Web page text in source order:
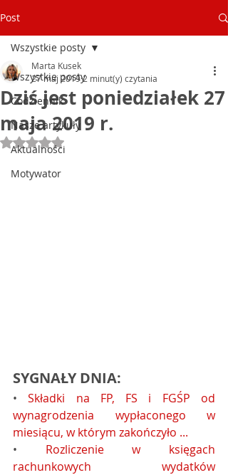
Post
Wszystkie posty
Codziennik
Nasze artykuły
Aktualności
Motywator
Wszystkie posty
Dziś jest poniedziałek 27
maja 2019 r.
Marta Kusek
27 maj 20192 minut(y) czytania
Oceniono na NaN z 5 gwiazdek.
SYGNAŁY DNIA:
• Składki na FP, FS i FGŚP od
wynagrodzenia wypłaconego w
miesiącu, w którym zakończyło ...
• Rozliczenie w księgach
rachunkowych wydatków